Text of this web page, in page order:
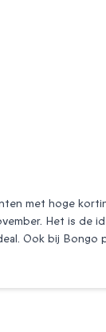
met hoge
Het is de
Ook bij Bongo